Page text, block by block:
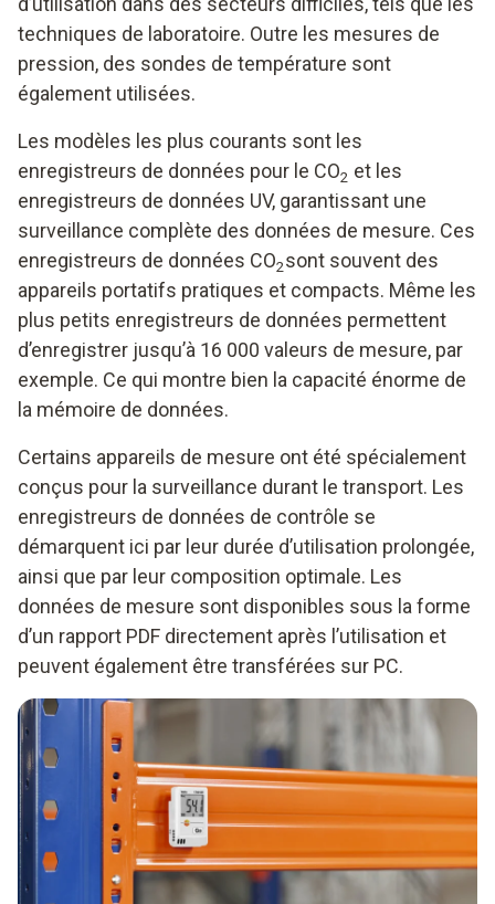
techniques de laboratoire. Outre les mesures de
pression, des sondes de température sont
également utilisées.
Les modèles les plus courants sont les
enregistreurs de données pour le CO2 et les
enregistreurs de données UV, garantissant une
surveillance complète des données de mesure. Ces
enregistreurs de données CO2sont souvent des
appareils portatifs pratiques et compacts. Même les
plus petits enregistreurs de données permettent
d’enregistrer jusqu’à 16 000 valeurs de mesure, par
exemple. Ce qui montre bien la capacité énorme de
la mémoire de données.
Certains appareils de mesure ont été spécialement
conçus pour la surveillance durant le transport. Les
enregistreurs de données de contrôle se
démarquent ici par leur durée d’utilisation prolongée,
ainsi que par leur composition optimale. Les
données de mesure sont disponibles sous la forme
d’un rapport PDF directement après l’utilisation et
peuvent également être transférées sur PC.